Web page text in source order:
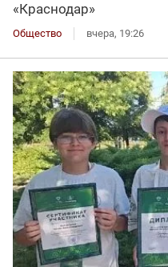
«Краснодар»
Общество вчера, 19:26